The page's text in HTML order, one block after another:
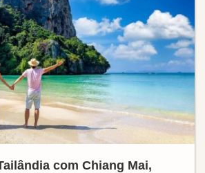
com Chiang Mai,